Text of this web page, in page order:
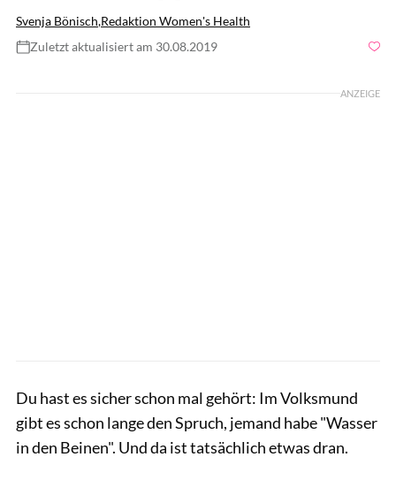
Svenja Bönisch,Redaktion Women's Health
Zuletzt aktualisiert am 30.08.2019
ANZEIGE
Du hast es sicher schon mal gehört: Im Volksmund
gibt es schon lange den Spruch, jemand habe "Wasser
in den Beinen". Und da ist tatsächlich etwas dran.